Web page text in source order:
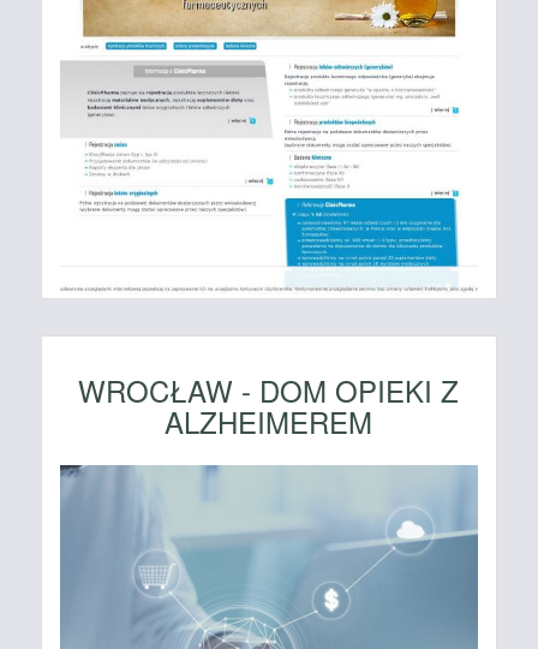
WROCŁAW - DOM OPIEKI Z
ALZHEIMEREM